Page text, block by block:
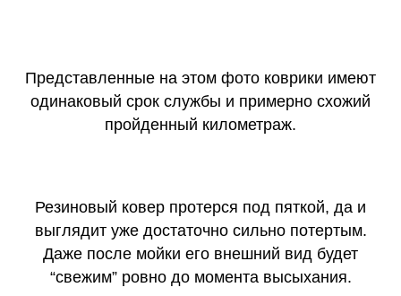
Представленные на этом фото коврики имеют
одинаковый срок службы и примерно схожий
пройденный километраж.
Резиновый ковер протерся под пяткой, да и
выглядит уже достаточно сильно потертым.
Даже после мойки его внешний вид будет
“свежим” ровно до момента высыхания.